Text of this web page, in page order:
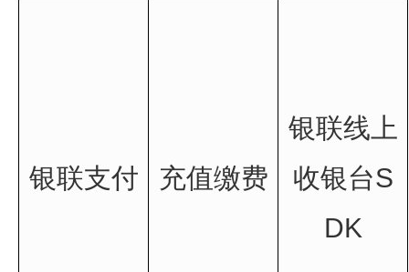
银联支付 充值缴费
银联线上
收银台S
DK